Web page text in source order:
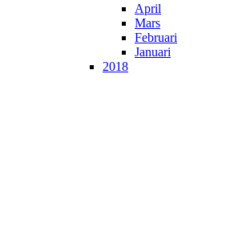
April
Mars
Februari
Januari
2018